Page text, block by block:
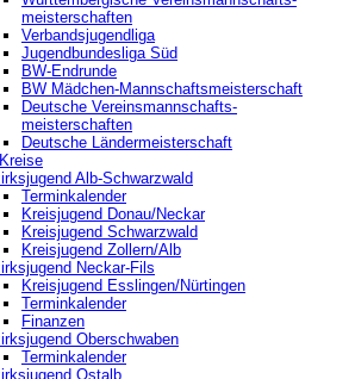
meisterschaften
Verbandsjugendliga
Jugendbundesliga Süd
BW-Endrunde
BW Mädchen-Mannschaftsmeisterschaft
Deutsche Vereinsmannschafts-
meisterschaften
Deutsche Ländermeisterschaft
Alb-Schwarzwald
Terminkalender
Kreisjugend Donau/Neckar
Kreisjugend Schwarzwald
Kreisjugend Zollern/Alb
Neckar-Fils
Kreisjugend ‎Esslingen/Nürtingen
Terminkalender
Finanzen
Oberschwaben
Terminkalender
Ostalb